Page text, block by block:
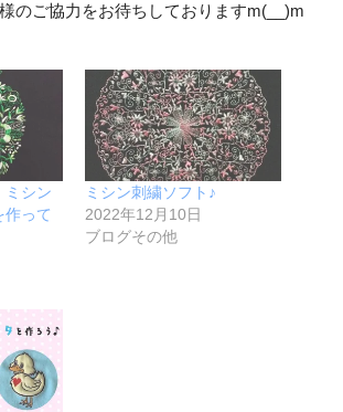
のご協力をお待ちしておりますm(__)m
ミシン
作って
ミシン刺繍ソフト♪
2022年12月10日
ブログその他